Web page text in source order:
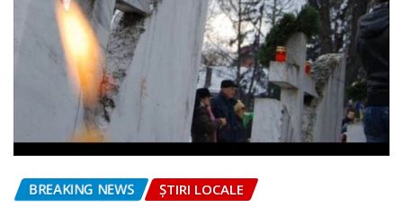
BREAKING NEWS ȘTIRI LOCALE